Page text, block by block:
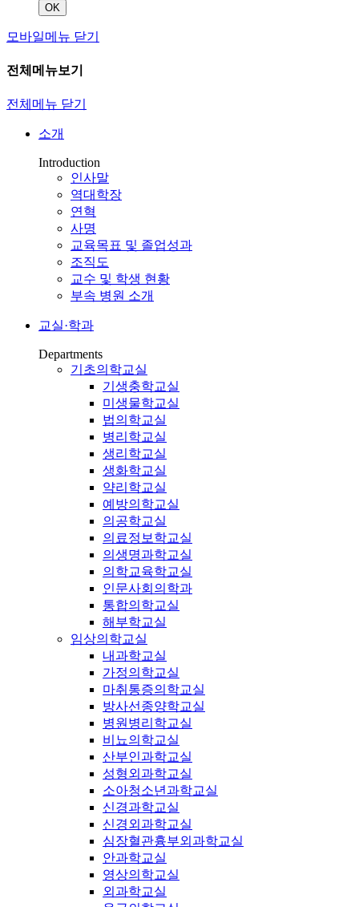
OK
모바일메뉴 닫기
전체메뉴보기
전체메뉴 닫기
소개
Introduction
인사말
역대학장
연혁
사명
교육목표 및 졸업성과
조직도
교수 및 학생 현황
부속 병원 소개
교실·학과
Departments
기초의학교실
기생충학교실
미생물학교실
법의학교실
병리학교실
생리학교실
생화학교실
약리학교실
예방의학교실
의공학교실
의료정보학교실
의생명과학교실
의학교육학교실
인문사회의학과
통합의학교실
해부학교실
임상의학교실
내과학교실
가정의학교실
마취통증의학교실
방사선종양학교실
병원병리학교실
비뇨의학교실
산부인과학교실
성형외과학교실
소아청소년과학교실
신경과학교실
신경외과학교실
심장혈관흉부외과학교실
안과학교실
영상의학교실
외과학교실